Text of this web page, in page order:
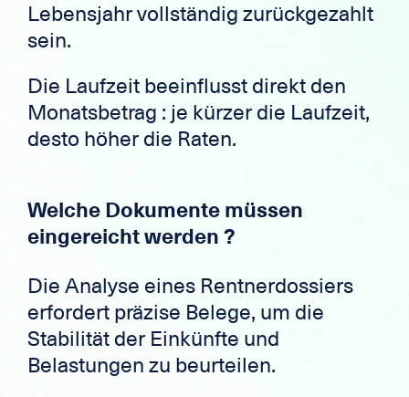
Lebensjahr vollständig zurückgezahlt
sein.
Die Laufzeit beeinflusst direkt den
Monatsbetrag : je kürzer die Laufzeit,
desto höher die Raten.
Welche Dokumente müssen
eingereicht werden ?
Die Analyse eines Rentnerdossiers
erfordert präzise Belege, um die
Stabilität der Einkünfte und
Belastungen zu beurteilen.